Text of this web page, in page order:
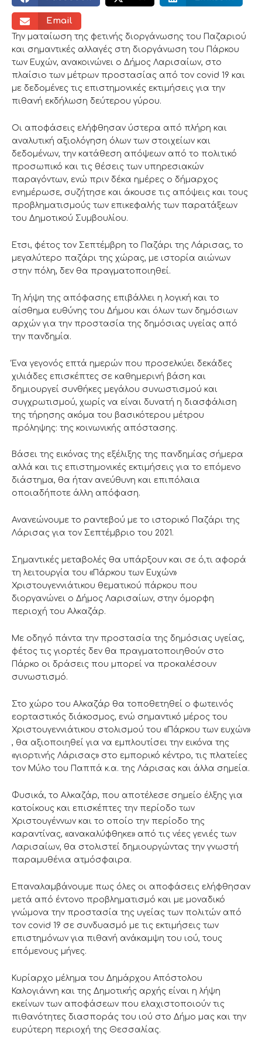
Email
Την ματαίωση της φετινής διοργάνωσης του Παζαριού
και σημαντικές αλλαγές στη διοργάνωση του Πάρκου
των Ευχών, ανακοινώνει ο Δήμος Λαρισαίων, στο
πλαίσιο των μέτρων προστασίας από τον covid 19 και
με δεδομένες τις επιστημονικές εκτιμήσεις για την
πιθανή εκδήλωση δεύτερου γύρου.
Οι αποφάσεις ελήφθησαν ύστερα από πλήρη και
αναλυτική αξιολόγηση όλων των στοιχείων και
δεδομένων, την κατάθεση απόψεων από το πολιτικό
προσωπικό και τις θέσεις των υπηρεσιακών
παραγόντων, ενώ πριν δέκα ημέρες ο δήμαρχος
ενημέρωσε, συζήτησε και άκουσε τις απόψεις και τους
προβληματισμούς των επικεφαλής των παρατάξεων
του Δημοτικού Συμβουλίου.
Ετσι, φέτος τον Σεπτέμβρη το Παζάρι της Λάρισας, το
μεγαλύτερο παζάρι της χώρας, με ιστορία αιώνων
στην πόλη, δεν θα πραγματοποιηθεί.
Τη λήψη της απόφασης επιβάλλει η λογική και το
αίσθημα ευθύνης του Δήμου και όλων των δημόσιων
αρχών για την προστασία της δημόσιας υγείας από
την πανδημία.
Ένα γεγονός επτά ημερών που προσελκύει δεκάδες
χιλιάδες επισκέπτες σε καθημερινή βάση και
δημιουργεί συνθήκες μεγάλου συνωστισμού και
συγχρωτισμού, χωρίς να είναι δυνατή η διασφάλιση
της τήρησης ακόμα του βασικότερου μέτρου
πρόληψης: της κοινωνικής απόστασης.
Βάσει της εικόνας της εξέλιξης της πανδημίας σήμερα
αλλά και τις επιστημονικές εκτιμήσεις για το επόμενο
διάστημα, θα ήταν ανεύθυνη και επιπόλαια
οποιαδήποτε άλλη απόφαση.
Ανανεώνουμε το ραντεβού με το ιστορικό Παζάρι της
Λάρισας για τον Σεπτέμβριο του 2021.
Σημαντικές μεταβολές θα υπάρξουν και σε ό,τι αφορά
τη λειτουργία του «Πάρκου των Ευχών»
Χριστουγεννιάτικου θεματικού πάρκου που
διοργανώνει ο Δήμος Λαρισαίων, στην όμορφη
περιοχή του Αλκαζάρ.
Με οδηγό πάντα την προστασία της δημόσιας υγείας,
φέτος τις γιορτές δεν θα πραγματοποιηθούν στο
Πάρκο οι δράσεις που μπορεί να προκαλέσουν
συνωστισμό.
Στο χώρο του Αλκαζάρ θα τοποθετηθεί ο φωτεινός
εορταστικός διάκοσμος, ενώ σημαντικό μέρος του
Χριστουγεννιάτικου στολισμού του «Πάρκου των ευχών»
, θα αξιοποιηθεί για να εμπλουτίσει την εικόνα της
«γιορτινής Λάρισας» στο εμπορικό κέντρο, τις πλατείες
τον Μύλο του Παππά κ.α. της Λάρισας και άλλα σημεία.
Φυσικά, το Αλκαζάρ, που αποτέλεσε σημείο έλξης για
κατοίκους και επισκέπτες την περίοδο των
Χριστουγέννων και το οποίο την περίοδο της
καραντίνας, «ανακαλύφθηκε» από τις νέες γενιές των
Λαρισαίων, θα στολιστεί δημιουργώντας την γνωστή
παραμυθένια ατμόσφαιρα.
Επαναλαμβάνουμε πως όλες οι αποφάσεις ελήφθησαν
μετά από έντονο προβληματισμό και με μοναδικό
γνώμονα την προστασία της υγείας των πολιτών από
τον covid 19 σε συνδυασμό με τις εκτιμήσεις των
επιστημόνων για πιθανή ανάκαμψη του ιού, τους
επόμενους μήνες.
Κυρίαρχο μέλημα του Δημάρχου Απόστολου
Καλογιάννη και της Δημοτικής αρχής είναι η λήψη
εκείνων των αποφάσεων που ελαχιστοποιούν τις
πιθανότητες διασποράς του ιού στο Δήμο μας και την
ευρύτερη περιοχή της Θεσσαλίας.